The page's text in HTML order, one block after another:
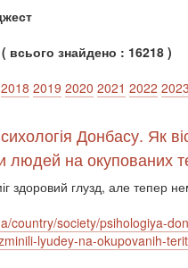
( всього знайдено : 16218 )
2018 2019 2020 2021 2022
Донбасу. Як
людей на окупованих
здоровий глузд, але тепер
country/society/psihologiya-
lyudey-na-okupovanih-